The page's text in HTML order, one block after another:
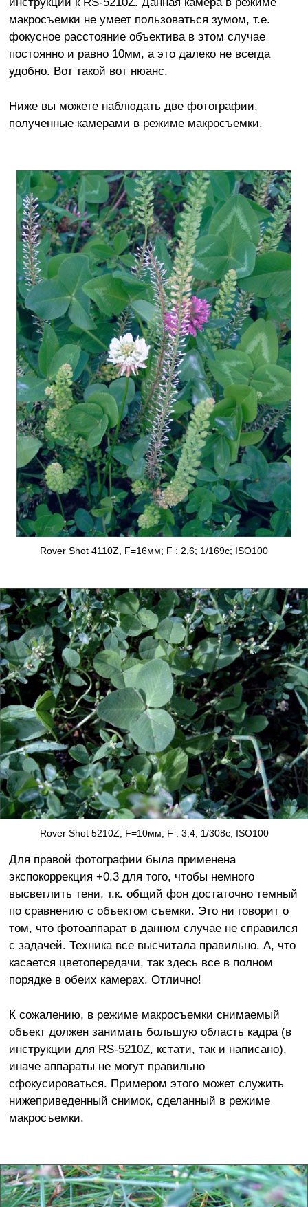
макросъемки не умеет пользоваться зумом, т.е.
фокусное расстояние объектива в этом случае
постоянно и равно 10мм, а это далеко не всегда
удобно. Вот такой вот нюанс.
Ниже вы можете наблюдать две фотографии,
полученные камерами в режиме макросъемки.
Rover Shot 4110Z, F=16мм; F : 2,6; 1/169с; ISO100
Rover Shot 5210Z, F=10мм; F : 3,4; 1/308с; ISO100
Для правой фотографии была применена
экспокоррекция +0.3 для того, чтобы немного
высветлить тени, т.к. общий фон достаточно темный
по сравнению с объектом съемки. Это ни говорит о
том, что фотоаппарат в данном случае не справился
с задачей. Техника все высчитала правильно. А, что
касается цветопередачи, так здесь все в полном
порядке в обеих камерах. Отлично!
К сожалению, в режиме макросъемки снимаемый
объект должен занимать большую область кадра (в
инструкции для RS-5210Z, кстати, так и написано),
иначе аппараты не могут правильно
сфокусироваться. Примером этого может служить
нижеприведенный снимок, сделанный в режиме
макросъемки.